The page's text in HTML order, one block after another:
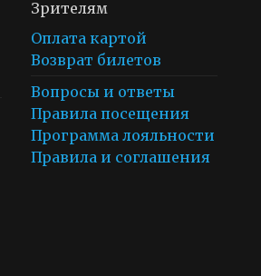
Зрителям
Оплата картой
Возврат билетов
Вопросы и ответы
Правила посещения
Программа лояльности
Правила и соглашения